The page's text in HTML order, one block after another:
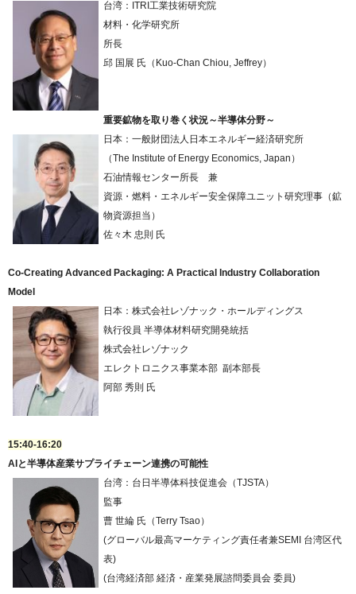
台湾：ITRI工業技術研究院
材料・化学研究所
所長
邱 国展 氏（Kuo-Chan Chiou, Jeffrey）
重要鉱物を取り巻く状況～半導体分野～
日本：一般財団法人日本エネルギー経済研究所
（The Institute of Energy Economics, Japan）
石油情報センター所長 兼
資源・燃料・エネルギー安全保障ユニット研究理事（鉱
物資源担当）
佐々木 忠則 氏
Co‑Creating Advanced Packaging: A Practical Industry Collaboration
Model
日本：株式会社レゾナック・ホールディングス
執行役員 半導体材料研究開発統括
株式会社レゾナック
エレクトロニクス事業本部 副本部長
阿部 秀則 氏
15:40-16:20
AIと半導体産業サプライチェーン連携の可能性
台湾：台日半導体科技促進会（TJSTA）
監事
曹 世綸 氏（Terry Tsao）
(グローバル最高マーケティング責任者兼SEMI 台湾区代
表)
(台湾経済部 経済・産業発展諮問委員会 委員)